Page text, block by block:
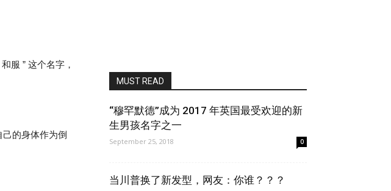
服 ” 这个名字，
的身体作为倒
MUST READ
“穆罕默德”成为 2017 年英国最受欢迎的新
生男孩名字之一
September 25, 2018 0
当川普换了新发型，网友：你谁？？？